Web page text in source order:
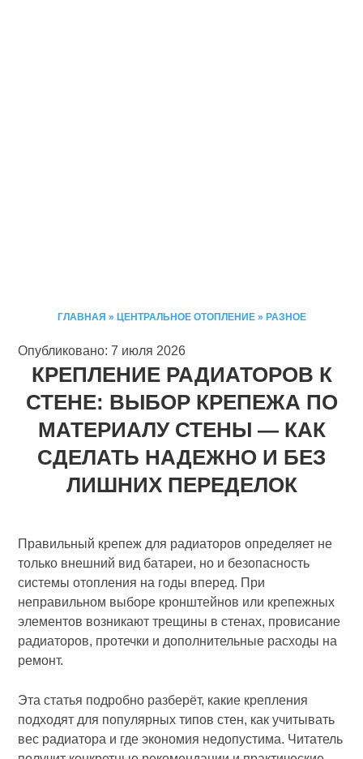
ГЛАВНАЯ » ЦЕНТРАЛЬНОЕ ОТОПЛЕНИЕ» РАЗНОЕ
Опубликовано: 7 июля 2026
КРЕПЛЕНИЕ РАДИАТОРОВ К
СТЕНЕ: ВЫБОР КРЕПЕЖА ПО
МАТЕРИАЛУ СТЕНЫ — КАК
СДЕЛАТЬ НАДЕЖНО И БЕЗ
ЛИШНИХ ПЕРЕДЕЛОК
Правильный крепеж для радиаторов определяет не
только внешний вид батареи, но и безопасность
системы отопления на годы вперед. При
неправильном выборе кронштейнов или крепежных
элементов возникают трещины в стенах, провисание
радиаторов, протечки и дополнительные расходы на
ремонт.
Эта статья подробно разберёт, какие крепления
подходят для популярных типов стен, как учитывать
вес радиатора и где экономия недопустима. Читатель